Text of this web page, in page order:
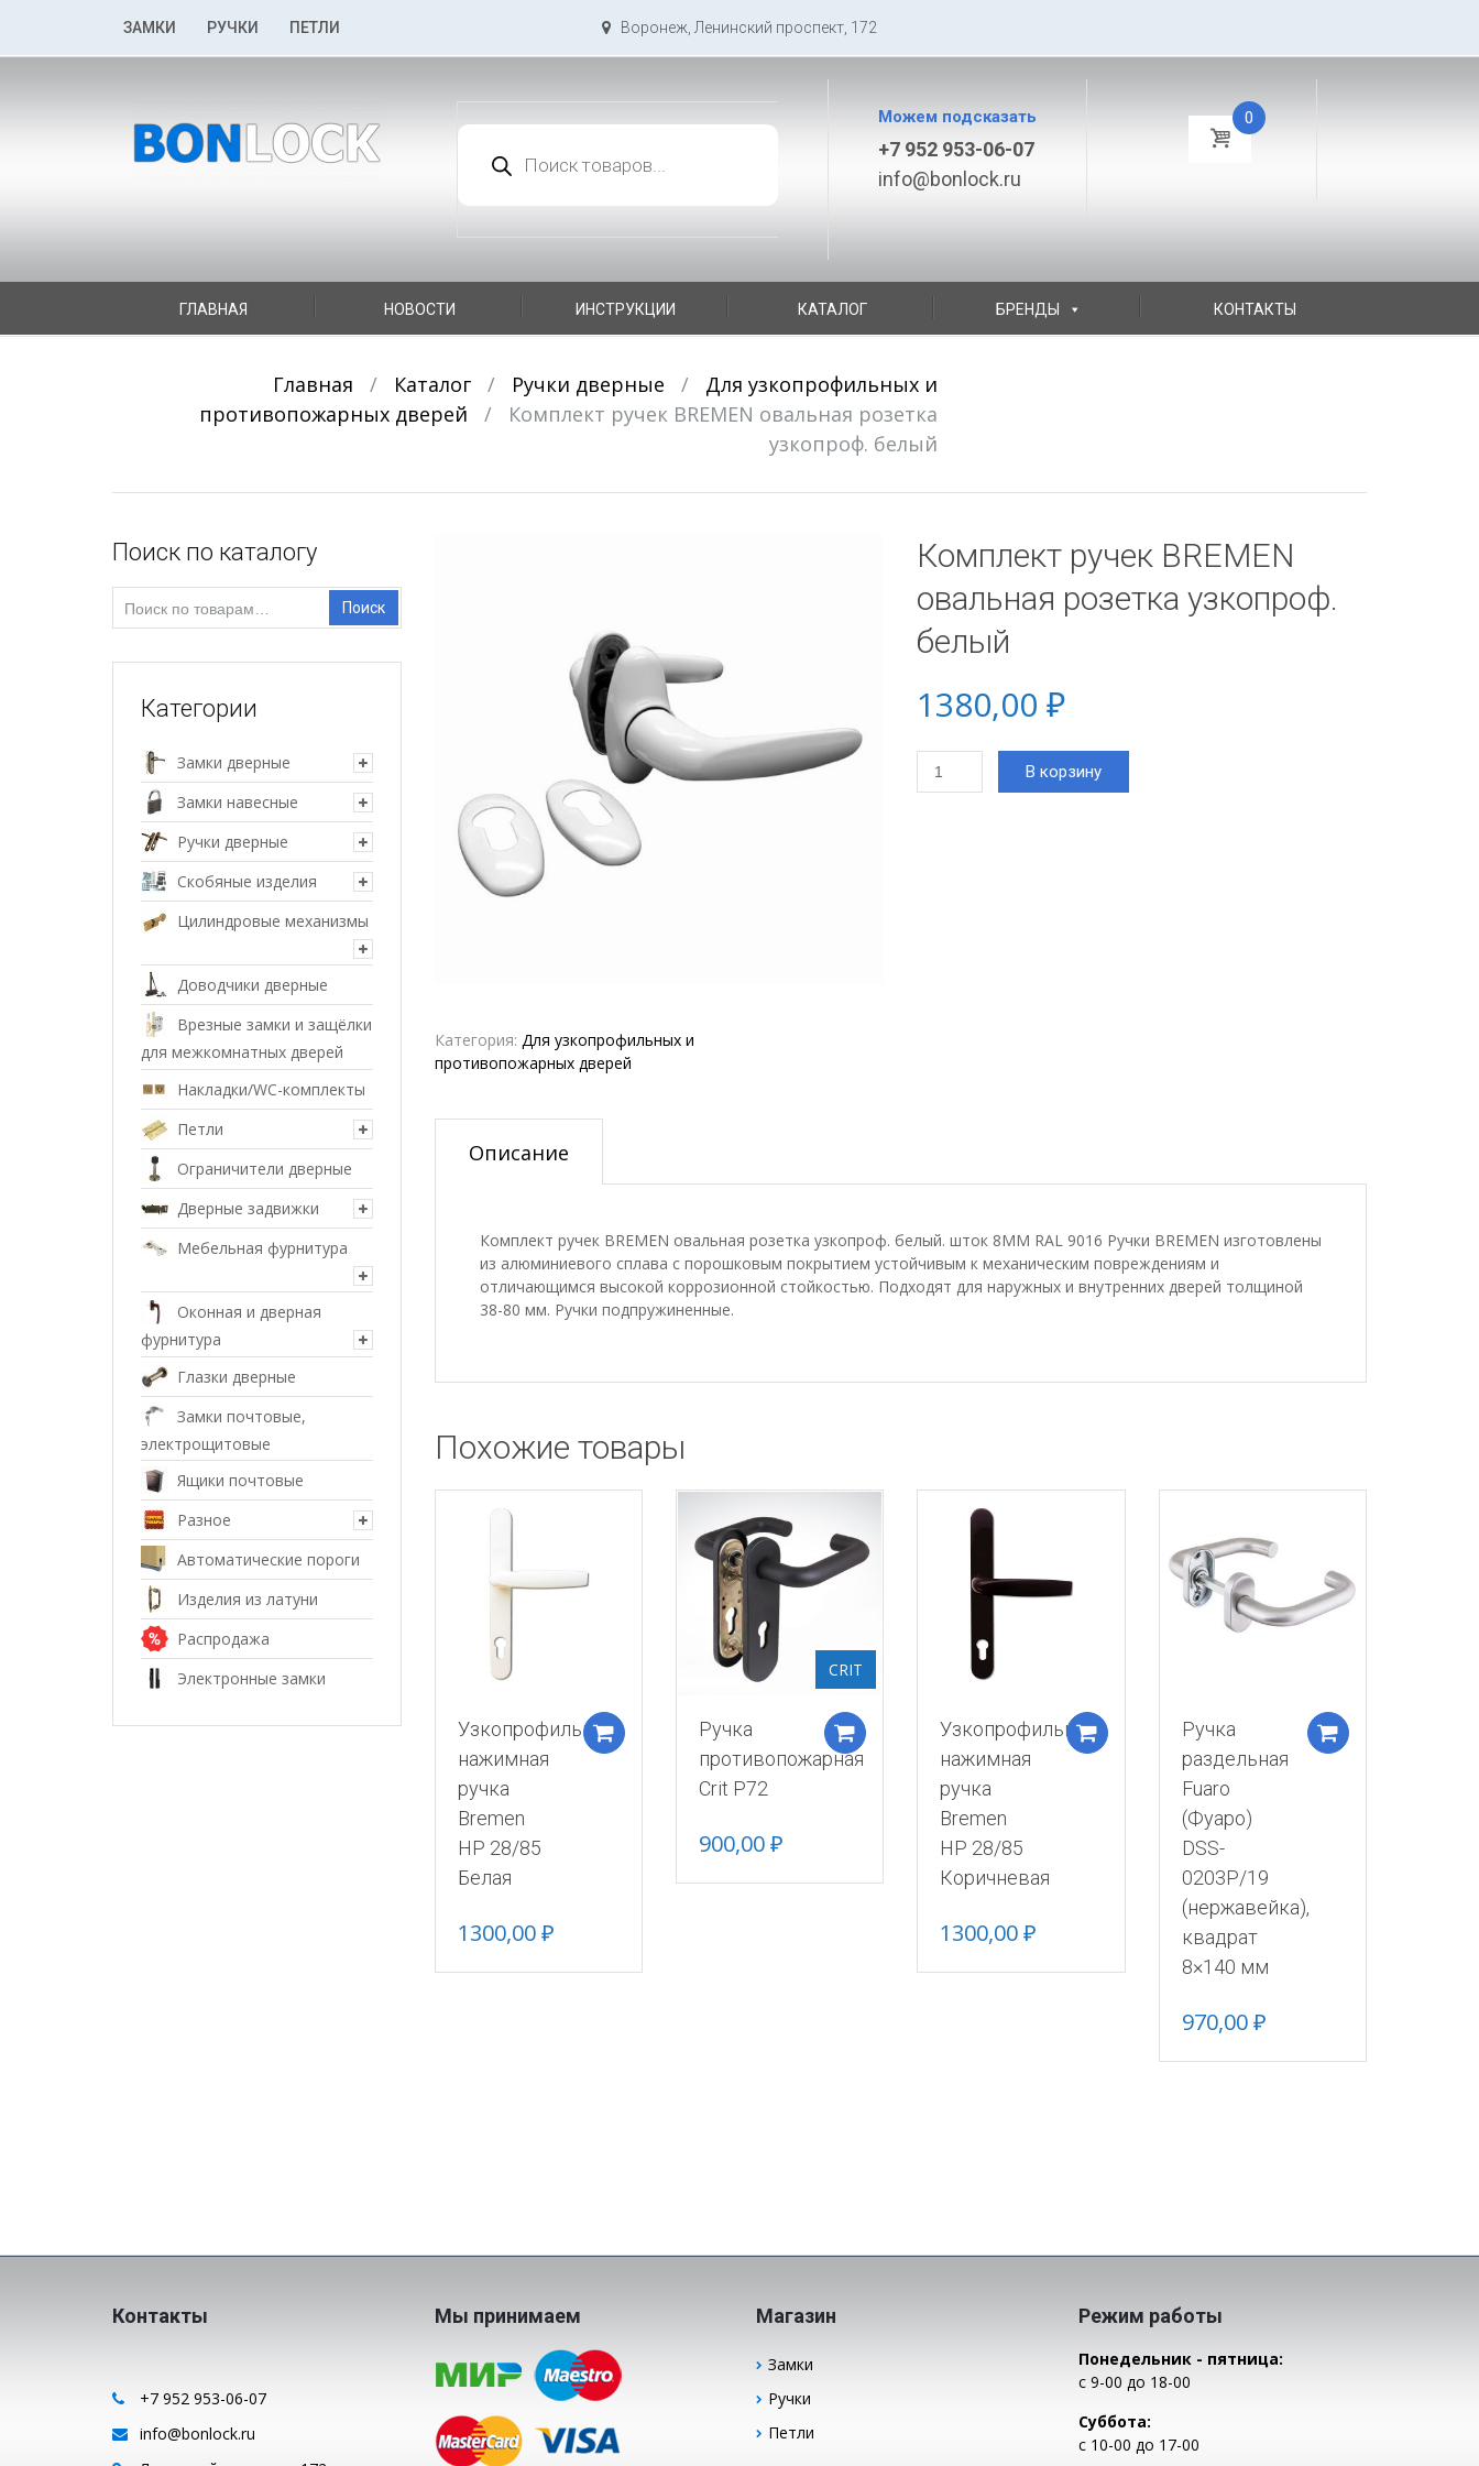
ЗАМКИ РУЧКИ ПЕТЛИ Воронеж, Ленинский проспект, 172
товаров
Можем подсказать
+7 952 953-06-07
info@bonlock.ru
0
содержимомуГЛАВНАЯ НОВОСТИ ИНСТРУКЦИИ КАТАЛОГ БРЕНДЫ КОНТАКТЫ
Главная / Каталог / Ручки дверные /
Для узкопрофильных и
противопожарных дверей
/
Комплект ручек BREMEN овальная розетка
узкопроф. белый
Комплект ручек BREMEN
овальная розетка узкопроф.
белый
1380,00₽
Количество
товара
В корзину
Категория: Для узкопрофильных и
противопожарных дверей
Описание
Комплект ручек BREMEN овальная розетка узкопроф. белый. шток 8ММ RAL 9016 Ручки BREMEN изготовлены
из алюминиевого сплава с порошковым покрытием устойчивым к механическим повреждениям и
отличающимся высокой коррозионной стойкостью. Подходят для наружных и внутренних дверей толщиной
38-80 мм. Ручки подпружиненные.
Похожие товары
Узкопрофильная
нажимная
ручка
Bremen
HP 28/85
Белая
1300,00₽
Добавить в корзину
CRIT
Ручка
противопожарная
Crit Р72
900,00₽
Добавить в корзину
Узкопрофильная
нажимная
ручка
Bremen
HP 28/85
Коричневая
1300,00₽
Добавить в корзину
Ручка
раздельная
Fuaro
(Фуаро)
DSS-
0203P/19
(нержавейка),
квадрат
8×140 мм
970,00₽
Поиск по каталогу
Поиск
Категории
Замки дверные
Замки навесные
Ручки дверные
Скобяные изделия
Цилиндровые механизмы
Доводчики дверные
Врезные замки и защёлки
для межкомнатных дверей
Накладки/WC-комплекты
Петли
Ограничители дверные
Дверные задвижки
Мебельная фурнитура
Оконная и дверная
фурнитура
Глазки дверные
Замки почтовые,
электрощитовые
Ящики почтовые
Разное
Автоматические пороги
Изделия из латуни
Распродажа
Электронные замки
Контакты
+7 952 953-06-07
info@bonlock.ru
Мы принимаем Магазин
Замки
Ручки
Петли
Режим работы
Понедельник - пятница:
с 9-00 до 18-00
Суббота:
с 10-00 до 17-00